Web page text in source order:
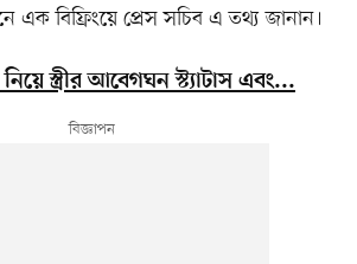
এক বিফ্রিংয়ে প্রেস সচিব এ তথ্য জানান।
স্ত্রীর আবেগঘন স্ট্যাটাস এবং...